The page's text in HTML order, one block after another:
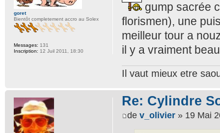
gump sacrée
florismen), une
meilleur tour a
il y a vraiment
Il vaut mieux etre
goret
Bientôt completement accro au Solex
Messages: 131
Inscription: 12 Juil 2011, 18:30
Re: Cylindre
de v_olivier » 19 Mai